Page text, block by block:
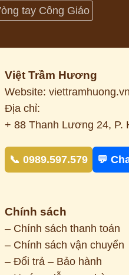
tay Công Giáo
Việt Trầm Hương
Website: viettramhuong.vn
Địa chỉ:
+ 88 Thanh Lương 24, P.
📞 0989.597.579 💬
Chính sách
– Chính sách thanh toán
– Chính sách vận chuyển
– Đổi trả – Bảo hành